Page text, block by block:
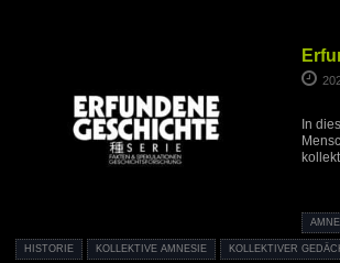
In
HISTORIE KOLLEKTIVE AMNESIE KOLLEKTIVER